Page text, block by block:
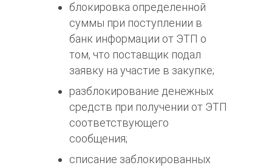
блокировка определенной
суммы при поступлении в
банк информации от ЭТП о
том, что поставщик подал
заявку на участие в закупке;
разблокирование денежных
средств при получении от ЭТП
соответствующего
сообщения;
списание заблокированных